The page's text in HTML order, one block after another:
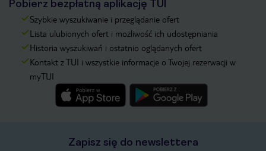
Pobierz bezpłatną aplikację TUI
Szybkie wyszukiwanie i przeglądanie ofert
Lista ulubionych ofert i możliwość ich udostępniania
Historia wyszukiwań i ostatnio oglądanych ofert
Kontakt z TUI i wszystkie informacje o Twojej rezerwacji w
myTUI
Zapisz się do newslettera